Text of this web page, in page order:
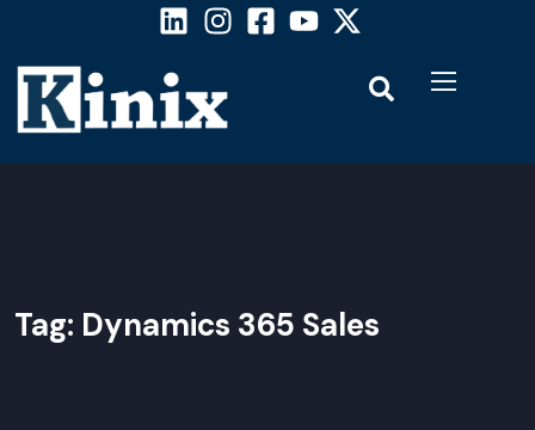
Tag: Dynamics 365 Sales